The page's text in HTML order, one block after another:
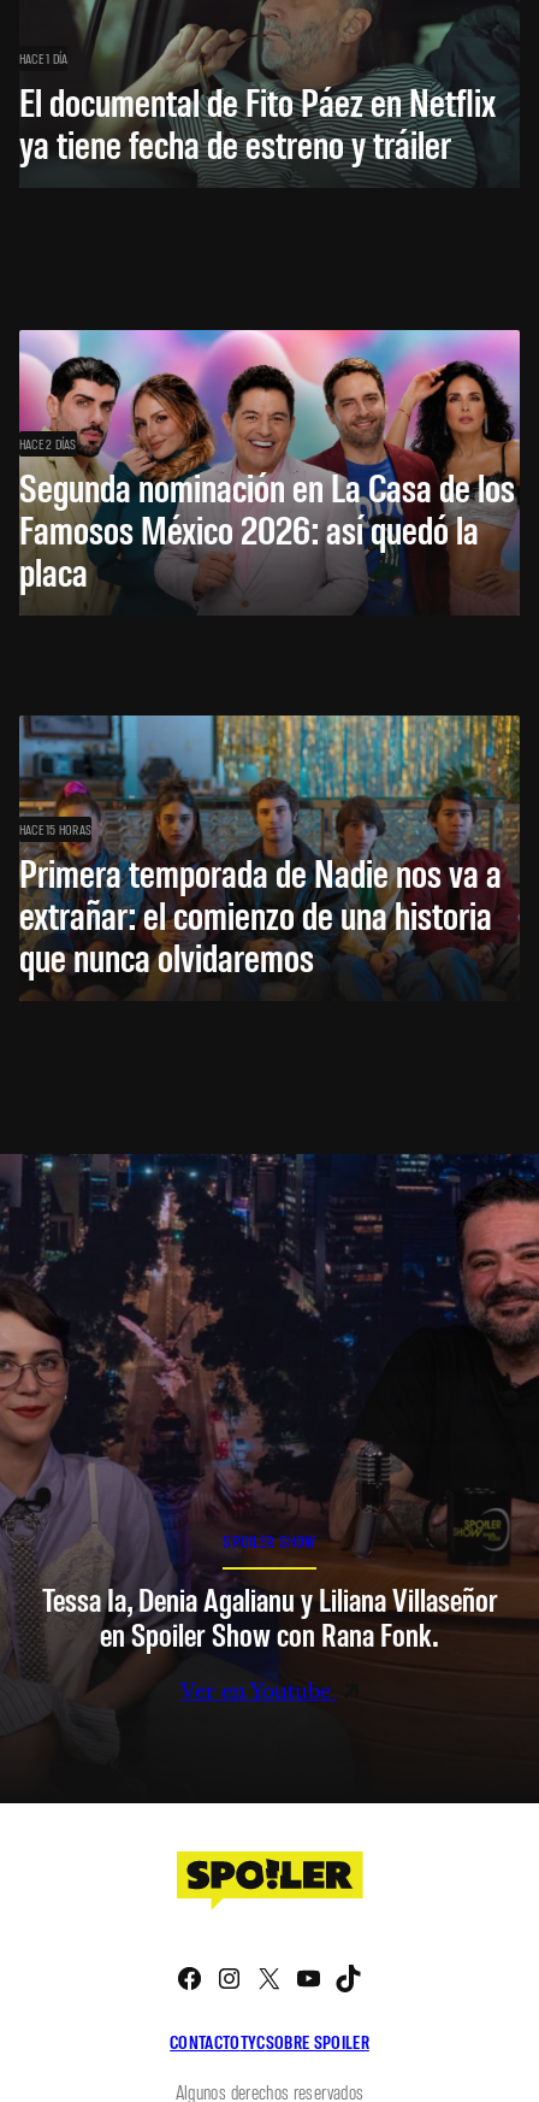
HACE 1 DÍA
El documental de Fito Páez en Netflix
ya tiene fecha de estreno y tráiler
HACE 2 DÍAS
Segunda nominación en La Casa de los
Famosos México 2026: así quedó la
placa
HACE 15 HORAS
Primera temporada de Nadie nos va a
extrañar: el comienzo de una historia
que nunca olvidaremos
SPOILER SHOW
Tessa Ia, Denia Agalianu y Liliana Villaseñor
en Spoiler Show con Rana Fonk.
Ver en Youtube
CONTACTOTYCSOBRE SPOILER
Facebook
Instagram
X YouTube
Algunos derechos reservados